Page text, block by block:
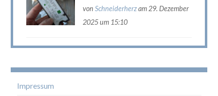
von Schneiderherzam 29. Dezember
2025 um 15:10
Impressum